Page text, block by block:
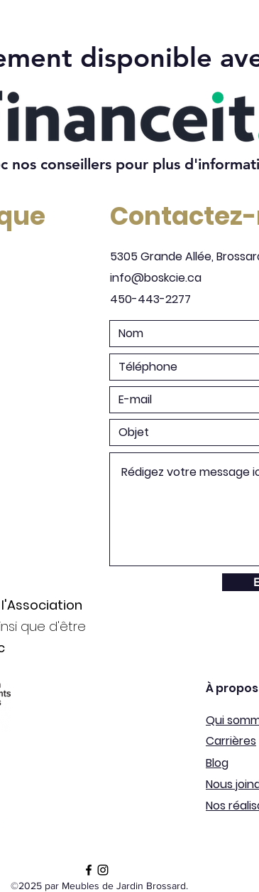
disponible
nos conseillers pour plus
l'Association
que d'être
5305 Grande Allée,
info@boskcie.ca
450-443-2277
À propos
Qui
Carrières
Blog
Nous
Nos
©2025 par Meubles de Jardin Brossard.